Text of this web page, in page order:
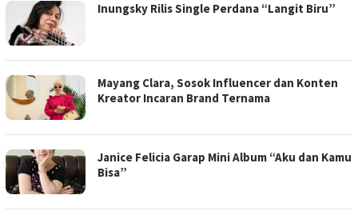
Inungsky Rilis Single Perdana “Langit Biru”
Mayang Clara, Sosok Influencer dan Konten
Kreator Incaran Brand Ternama
Janice Felicia Garap Mini Album “Aku dan Kamu
Bisa”